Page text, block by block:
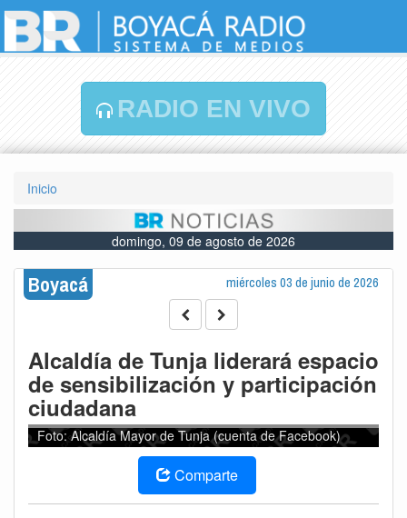
RADIO EN VIVO
Inicio
domingo, 09 de agosto de 2026
Boyacá miércoles 03 de junio de 2026
Alcaldía de Tunja liderará espacio
de sensibilización y participación
ciudadana
Foto: Alcaldía Mayor de Tunja (cuenta de Facebook)
Comparte